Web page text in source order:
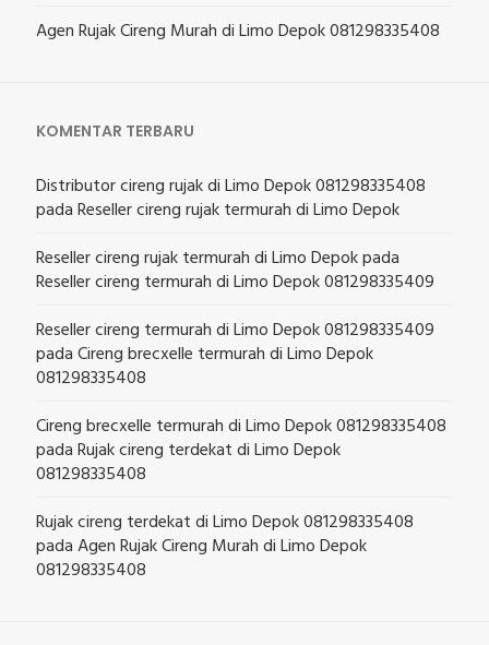
Agen Rujak Cireng Murah di Limo Depok 081298335408
KOMENTAR TERBARU
Distributor cireng rujak di Limo Depok 081298335408
padaReseller cireng rujak termurah di Limo Depok
Reseller cireng rujak termurah di Limo Depokpada
Reseller cireng termurah di Limo Depok 081298335409
Reseller cireng termurah di Limo Depok 081298335409
padaCireng brecxelle termurah di Limo Depok
081298335408
Cireng brecxelle termurah di Limo Depok 081298335408
padaRujak cireng terdekat di Limo Depok
081298335408
Rujak cireng terdekat di Limo Depok 081298335408
padaAgen Rujak Cireng Murah di Limo Depok
081298335408